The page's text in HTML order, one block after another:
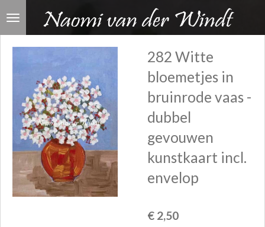
Ga
naar
hoofdinhoud
282 Witte
bloemetjes in
bruinrode vaas -
dubbel
gevouwen
kunstkaart incl.
envelop
€ 2,50